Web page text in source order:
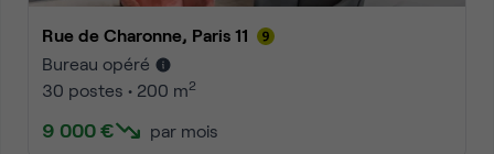
Rue de Charonne, Paris 11
Bureau opéré
30 postes • 200 m2
9 000 € par mois